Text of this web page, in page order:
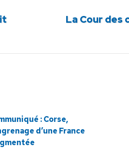
La Cour des
: Corse,
d’une France